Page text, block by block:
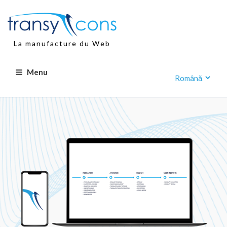
contenu
principalLa manufacture du Web
Menu